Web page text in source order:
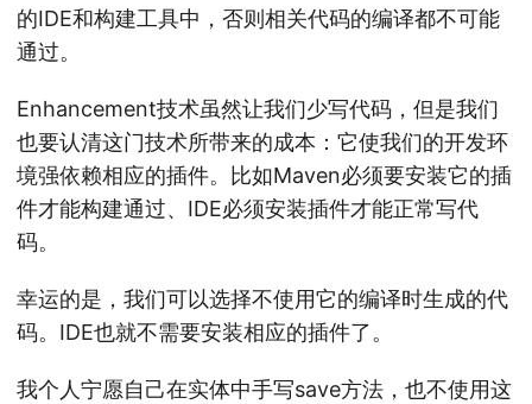
的IDE和构建工具中，否则相关代码的编译都不可能
通过。
Enhancement技术虽然让我们少写代码，但是我们
也要认清这门技术所带来的成本：它使我们的开发环
境强依赖相应的插件。比如Maven必须要安装它的插
件才能构建通过、IDE必须安装插件才能正常写代
码。
幸运的是，我们可以选择不使用它的编译时生成的代
码。IDE也就不需要安装相应的插件了。
我个人宁愿自己在实体中手写save方法，也不使用这